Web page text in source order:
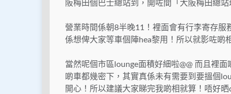
阪梅田個巴士總站到，開咗間「大阪梅田總站
營業時間係朝8半晚11！裡面會有行李寄存
係想俾大家等車個陣hea黎用！所以就影咗啲
當然呢個市區lounge面積好細啦@@ 而且裡
啲車都幾密下，其實真係未有需要到要搵個
開心！所以建議大家睇完我啲相就算！唔好晒